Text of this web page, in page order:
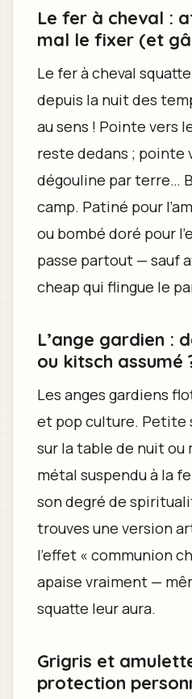
Le fer à cheval :
mal le fixer (et
Le fer à cheval
depuis la nuit des
au sens ! Pointe vers
reste dedans ; pointe
dégouline par terre…
camp. Patiné pour
ou bombé doré pour
passe partout — sauf
cheap qui flingue le
L’ange gardien :
ou kitsch assumé
Les anges gardiens
et pop culture. Petite
sur la table de nuit ou
métal suspendu à la
son degré de
trouves une version
l’effet « communion
apaise vraiment —
squatte leur aura.
Grigris et
protection